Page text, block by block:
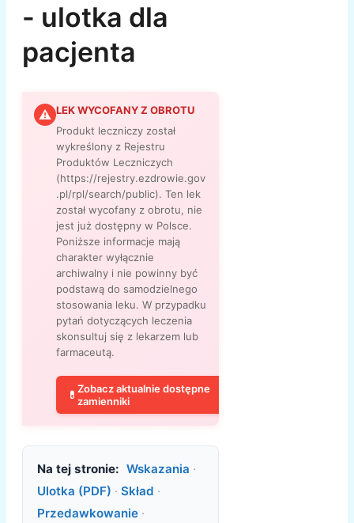
- ulotka dla
pacjenta
⚠ LEK WYCOFANY Z OBROTU
Produkt leczniczy został
wykreślony z Rejestru
Produktów Leczniczych
(https://rejestry.ezdrowie.gov
.pl/rpl/search/public). Ten lek
został wycofany z obrotu, nie
jest już dostępny w Polsce.
Poniższe informacje mają
charakter wyłącznie
archiwalny i nie powinny być
podstawą do samodzielnego
stosowania leku. W przypadku
pytań dotyczących leczenia
skonsultuj się z lekarzem lub
farmaceutą.
💊 Zobacz aktualnie dostępne
zamienniki
Na tej stronie: Wskazania ·
Ulotka (PDF) · Skład ·
Przedawkowanie ·